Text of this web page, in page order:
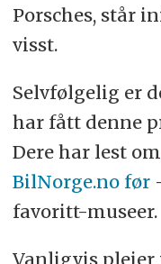
Porsches, står
visst.
Selvfølgelig er
har fått denne
Dere har lest om
BilNorge.no før
favoritt-museer.
Vanligvis pleier